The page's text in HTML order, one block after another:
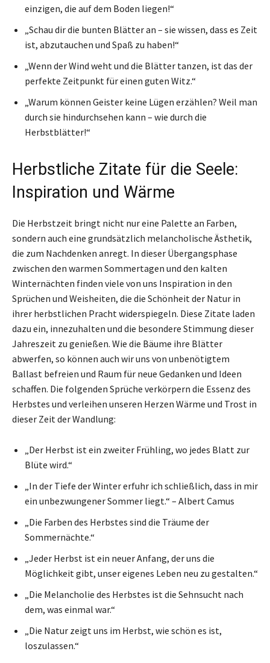
einzigen, die auf dem Boden liegen!“
„Schau dir die bunten Blätter an – sie wissen, dass es Zeit
ist, abzutauchen und Spaß zu haben!“
„Wenn der Wind weht und die Blätter tanzen, ist das der
perfekte Zeitpunkt für einen guten Witz.“
„Warum können Geister keine Lügen erzählen? Weil man
durch sie hindurchsehen kann – wie durch die
Herbstblätter!“
Herbstliche Zitate für die Seele:
Inspiration und Wärme
Die Herbstzeit bringt nicht nur eine Palette an Farben,
sondern auch eine grundsätzlich melancholische Ästhetik,
die zum Nachdenken anregt. In dieser Übergangsphase
zwischen den warmen Sommertagen und den kalten
Winternächten finden viele von uns Inspiration in den
Sprüchen und Weisheiten, die die Schönheit der Natur in
ihrer herbstlichen Pracht widerspiegeln. Diese Zitate laden
dazu ein, innezuhalten und die besondere Stimmung dieser
Jahreszeit zu genießen. Wie die Bäume ihre Blätter
abwerfen, so können auch wir uns von unbenötigtem
Ballast befreien und Raum für neue Gedanken und Ideen
schaffen. Die folgenden Sprüche verkörpern die Essenz des
Herbstes und verleihen unseren Herzen Wärme und Trost in
dieser Zeit der Wandlung:
„Der Herbst ist ein zweiter Frühling, wo jedes Blatt zur
Blüte wird.“
„In der Tiefe der Winter erfuhr ich schließlich, dass in mir
ein unbezwungener Sommer liegt.“ – Albert Camus
„Die Farben des Herbstes sind die Träume der
Sommernächte.“
„Jeder Herbst ist ein neuer Anfang, der uns die
Möglichkeit gibt, unser eigenes Leben neu zu gestalten.“
„Die Melancholie des Herbstes ist die Sehnsucht nach
dem, was einmal war.“
„Die Natur zeigt uns im Herbst, wie schön es ist,
loszulassen.“